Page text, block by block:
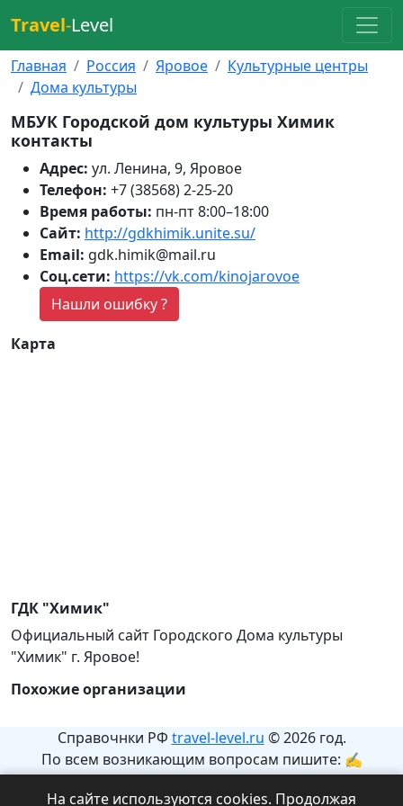
Travel-Level
Главная Россия Яровое
Культурные центры
Дома культуры
МБУК Городской дом культуры Химик
контакты
Адрес: ул. Ленина, 9, Яровое
Телефон: +7 (38568) 2-25-20
Время работы: пн-пт 8:00–18:00
Сайт: http://gdkhimik.unite.su/
Email: gdk.himik@mail.ru
Соц.сети: https://vk.com/kinojarovoe
Нашли ошибку ?
Карта
ГДК "Химик"
Официальный сайт Городского Дома культуры
"Химик" г. Яровое!
Похожие организации
Справочнки РФ travel-level.ru © 2026 год.
По всем возникающим вопросам пишите: ✍
info@travel-level.ru
На сайте используются cookies. Продолжая